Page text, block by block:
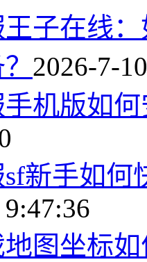
子在线
2026-7-
机版如
新手如何
图坐标